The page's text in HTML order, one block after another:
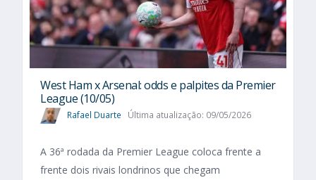
West Ham x Arsenal: odds e palpites da Premier
League (10/05)
Rafael Duarte Última atualização: 09/05/2026
A 36ª rodada da Premier League coloca frente a
frente dois rivais londrinos que chegam